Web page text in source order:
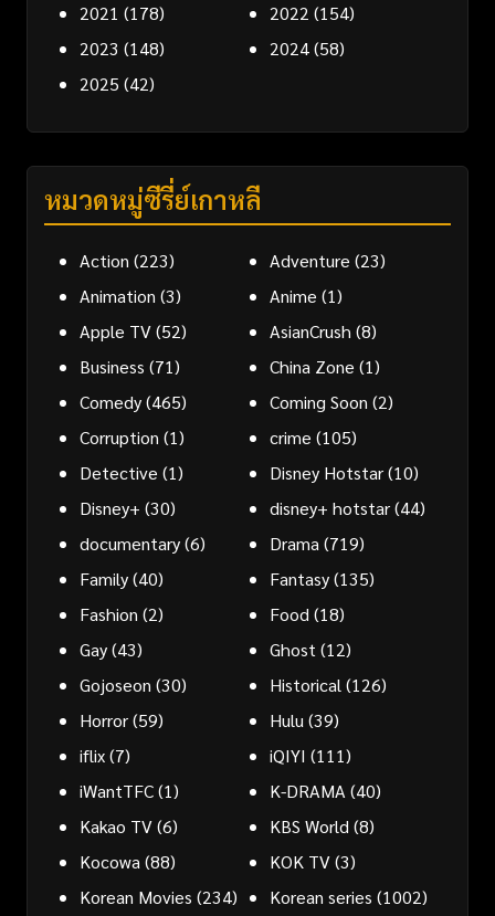
2021 (178) 2022 (154)
2023 (148) 2024(58)
2025 (42)
หมวดหมู่ซีรี่ย์เกาหลี
Action (223) Adventure (23)
Animation (3) Anime (1)
Apple TV(52) AsianCrush (8)
Business (71) China Zone (1)
Comedy(465) Coming Soon (2)
Corruption (1) crime (105)
Detective (1) Disney Hotstar(10)
Disney+ (30) disney+ hotstar(44)
documentary(6) Drama(719)
Family(40) Fantasy(135)
Fashion (2) Food(18)
Gay(43) Ghost(12)
Gojoseon (30) Historical(126)
Horror(59) Hulu(39)
iflix(7) iQIYI (111)
iWantTFC(1) K-DRAMA(40)
Kakao TV(6) KBS World(8)
Kocowa(88) KOK TV(3)
Korean Movies (234) Korean series (1002)